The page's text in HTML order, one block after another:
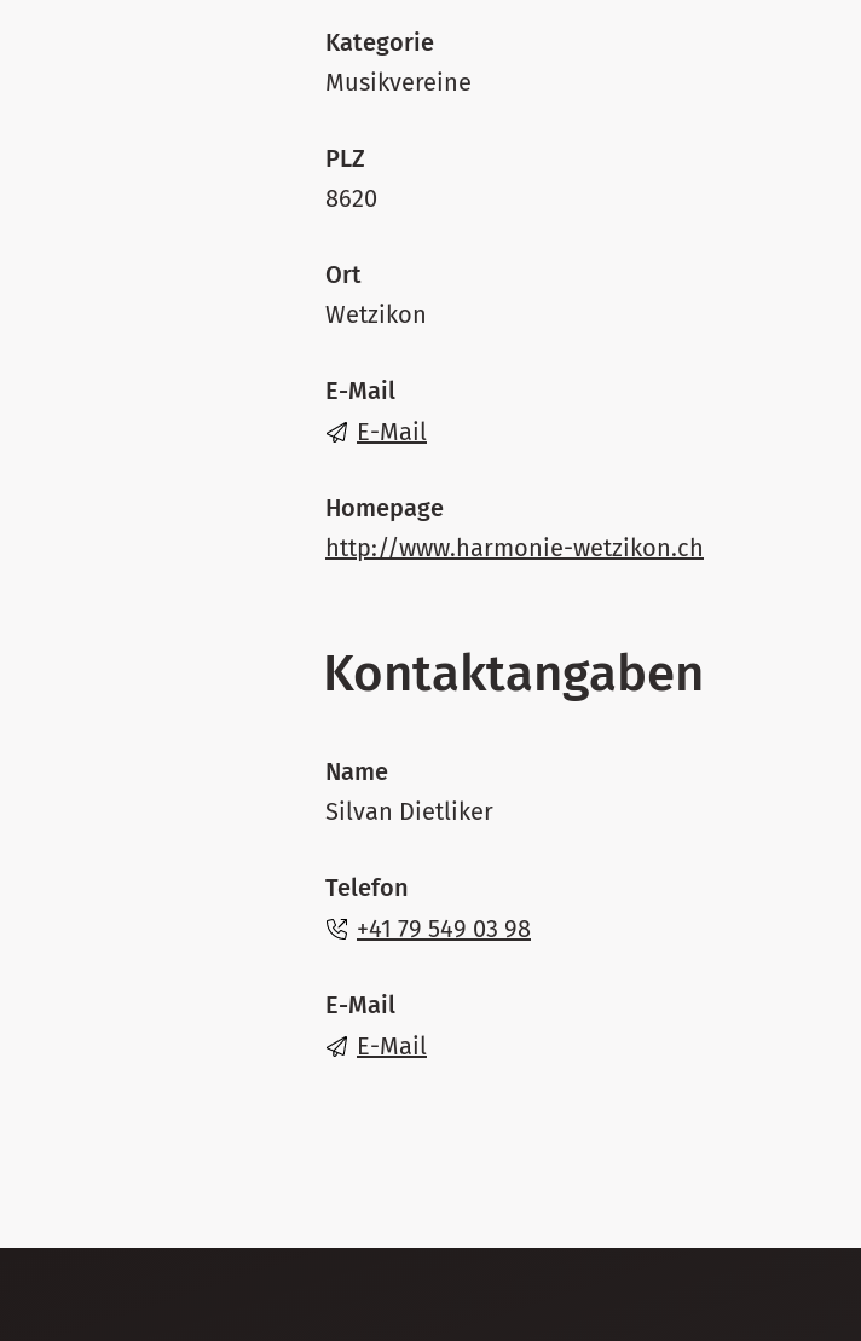
Kategorie
Musikvereine
PLZ
8620
Ort
Wetzikon
E-Mail
E-Mail
Homepage
http://www.harmonie-wetzikon.ch
Kontaktangaben
Name
Silvan Dietliker
Telefon
+41 79 549 03 98
E-Mail
E-Mail